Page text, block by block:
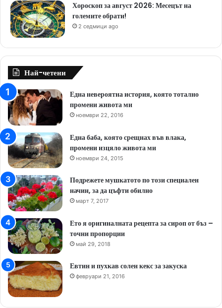
Хороскоп за август 2026: Месецът на
големите обрати!
2 седмици ago
Най-четени
Една невероятна история, която тотално
промени живота ми
ноември 22, 2016
Една баба, която срещнах във влака,
промени изцяло живота ми
ноември 24, 2015
Подрежете мушкатото по този специален
начин, за да цъфти обилно
март 7, 2017
Ето я оригиналната рецепта за сироп от бъз –
точни пропорции
май 29, 2018
Евтин и пухкав солен кекс за закуска
февруари 21, 2016